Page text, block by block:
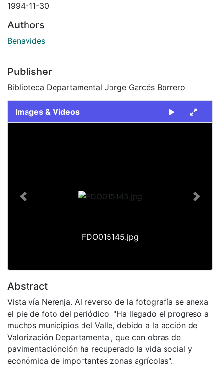
1994-11-30
Authors
Benavides
Publisher
Biblioteca Departamental Jorge Garcés Borrero
Images & Videos
FDO015145.jpg
Previous Next
Abstract
Vista vía Nerenja. Al reverso de la fotografía se anexa
el pie de foto del periódico: "Ha llegado el progreso a
muchos municipios del Valle, debido a la acción de
Valorización Departamental, que con obras de
pavimentaciónción ha recuperado la vida social y
económica de importantes zonas agrícolas".